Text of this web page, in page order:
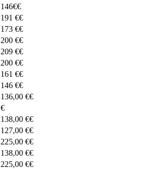
146€€
191 €€
173 €€
200 €€
209 €€
200 €€
161 €€
146 €€
136,00 €€
€
138,00 €€
127,00 €€
225,00 €€
138,00 €€
225,00 €€